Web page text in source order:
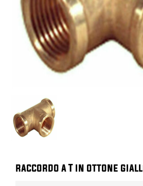
raccordo a T in ottone